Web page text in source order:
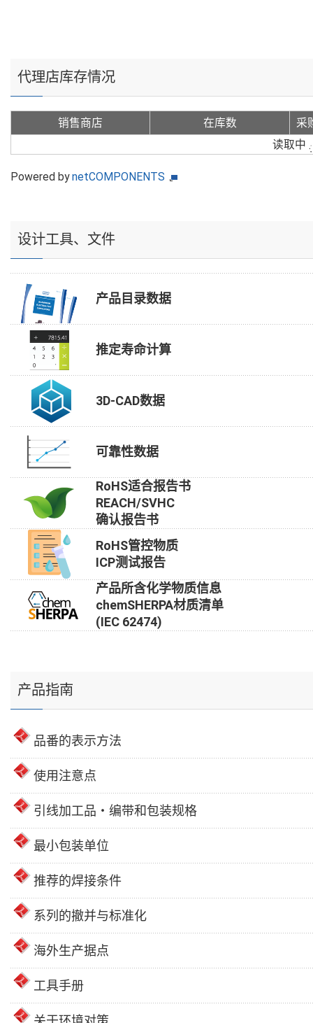
代理店库存情况
销售商店 在库数
采
读取中
Powered bynetCOMPONENTS
设计工具、文件
产品目录数据
推定寿命计算
3D-CAD数据
可靠性数据
RoHS适合报告书
REACH/SVHC
确认报告书
RoHS管控物质
ICP测试报告
产品所含化学物质信息
chemSHERPA材质清单
(IEC 62474)
产品指南
品番的表示方法
使用注意点
引线加工品・编带和包装规格
最小包装单位
推荐的焊接条件
系列的撤并与标准化
海外生产据点
工具手册